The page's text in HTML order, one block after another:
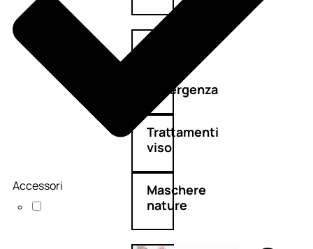
Detergenza
Trattamenti
viso
Maschere
nature
Accessori